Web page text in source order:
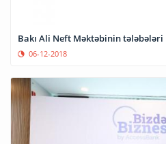
Bakı Ali Neft Məktəbinin
06-12-2018